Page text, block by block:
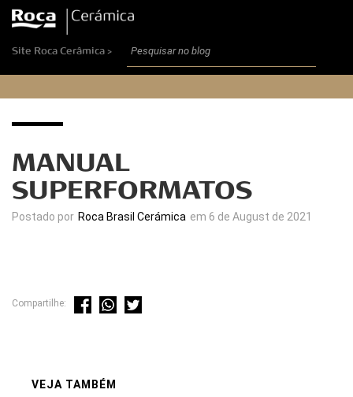
Site Roca Cerâmica >
MANUAL
SUPERFORMATOS
Postado por Roca Brasil Cerámica em 6 de August de 2021
Compartilhe:
VEJA TAMBÉM